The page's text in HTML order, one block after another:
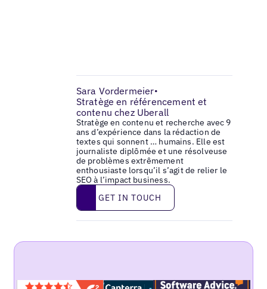
Sara Vordermeier•
Stratège en référencement et
contenu chez Uberall
Stratège en contenu et recherche avec 9
ans d’expérience dans la rédaction de
textes qui sonnent … humains. Elle est
journaliste diplômée et une résolveuse
de problèmes extrêmement
enthousiaste lorsqu’il s’agit de relier le
SEO à l’impact business.
Get in touch
GET IN TOUCH